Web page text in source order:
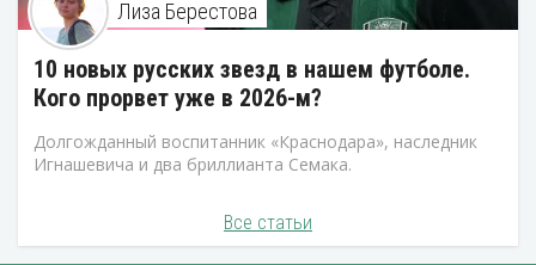
Лиза Берестова
10 новых русских звезд в нашем футболе.
Кого прорвет уже в 2026-м?
Долгожданный воспитанник «Краснодара», наследник
Игнашевича и два бриллианта Семака.
Все статьи